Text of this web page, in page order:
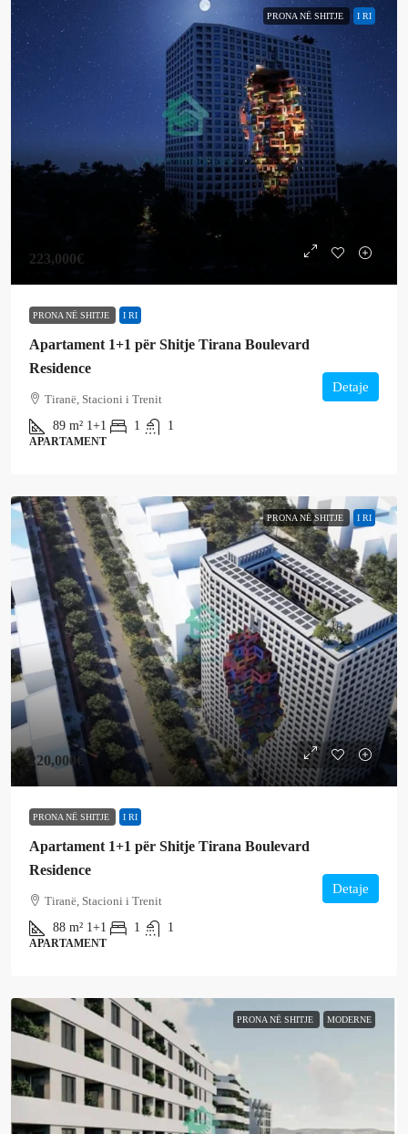
PRONA NË SHITJE I RI
223,000€
PRONA NË SHITJE I RI
Apartament 1+1 për Shitje Tirana Boulevard
Residence
Tiranë, Stacioni i Trenit
89 m² 1+1 1 1
APARTAMENT
Detaje
PRONA NË SHITJE I RI
220,000€
PRONA NË SHITJE I RI
Apartament 1+1 për Shitje Tirana Boulevard
Residence
Tiranë, Stacioni i Trenit
88 m² 1+1 1 1
APARTAMENT
Detaje
PRONA NË SHITJE MODERNE